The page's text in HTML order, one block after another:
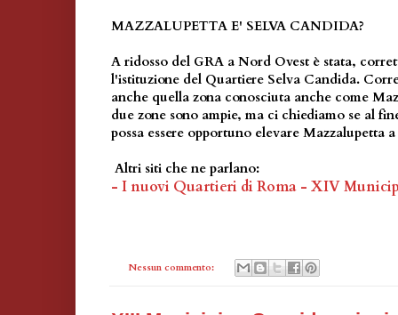
MAZZALUPETTA E' SELVA CANDIDA?
A ridosso del GRA a Nord Ovest è stata,
l'istituzione del Quartiere Selva Candida.
anche quella zona conosciuta anche come
due zone sono ampie, ma ci chiediamo se al
possa essere opportuno elevare Mazzalupetta
Altri siti che ne parlano:
- I nuovi Quartieri di Roma - XIV
Nessun commento: